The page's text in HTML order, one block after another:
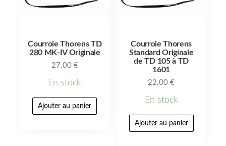
Courroie Thorens TD
280 MK-IV Originale
27.00 €
En stock
Ajouter au panier
Courroie Thorens
Standard Originale
de TD 105 à TD
1601
22.00€
En stock
Ajouter au panier